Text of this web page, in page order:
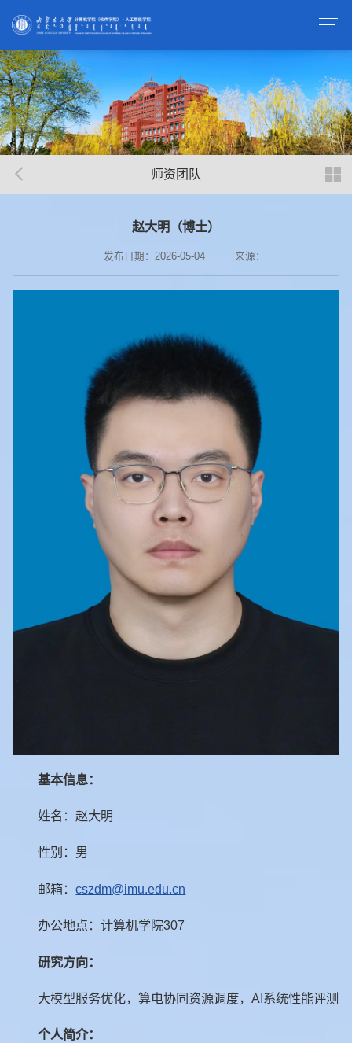
师资团队
赵大明（博士）
发布日期：2026-05-04 来源：
基本信息 ：
姓名：赵大明
性别：男
邮箱：cszdm@imu.edu.cn
办公地点：计算机学院307
研究方向：
大模型服务优化，算电协同资源调度，AI系统性能评测
个人简介：